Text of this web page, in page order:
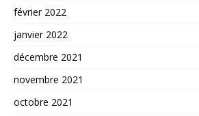
février 2022
janvier 2022
décembre 2021
novembre 2021
octobre 2021